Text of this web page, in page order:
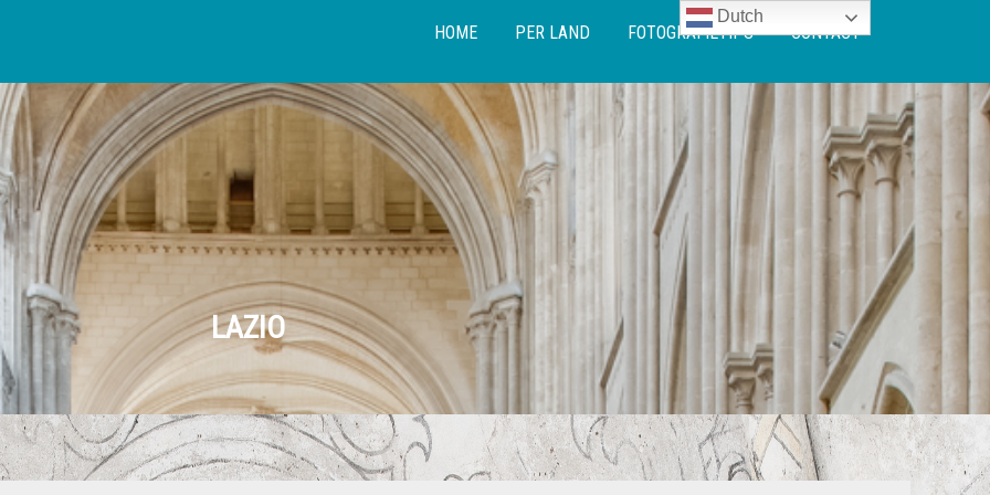
HOME PER LAND FOTOGRAFIETIPS CONTACT
LAZIO
Dutch